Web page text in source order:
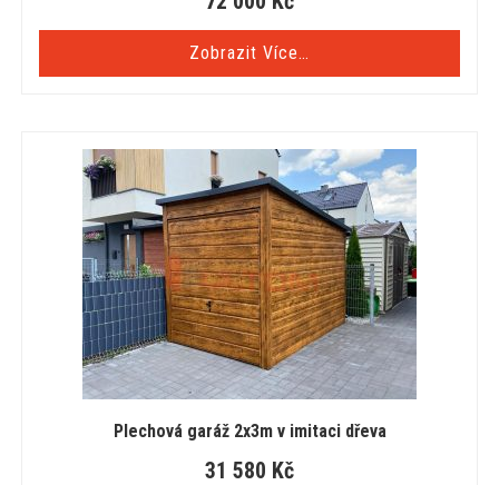
Zobrazit Více…
Plechová garáž 2x3m v imitaci dřeva
31 580 Kč